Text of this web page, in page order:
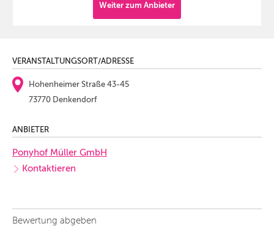
Weiter zum Anbieter
VERANSTALTUNGSORT/ADRESSE
Hohenheimer Straße 43-45
73770 Denkendorf
ANBIETER
Ponyhof Müller GmbH
Kontaktieren
Bewertung abgeben